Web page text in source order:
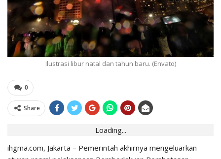
Ilustrasi libur natal dan tahun baru. (Envato)
0
Share
Loading...
ihgma.com, Jakarta – Pemerintah akhirnya mengeluarkan